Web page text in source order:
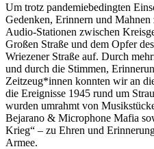
Um trotz pandemiebedingten
Gedenken, Erinnern und
Audio-Stationen zwischen
Großen Straße und dem Opfer
Wriezener Straße auf. Durch
und durch die Stimmen,
Zeitzeug*innen konnten wir an
die Ereignisse 1945 rund um
wurden umrahmt von
Bejarano & Microphone Mafia
Krieg“ – zu Ehren und
Armee.